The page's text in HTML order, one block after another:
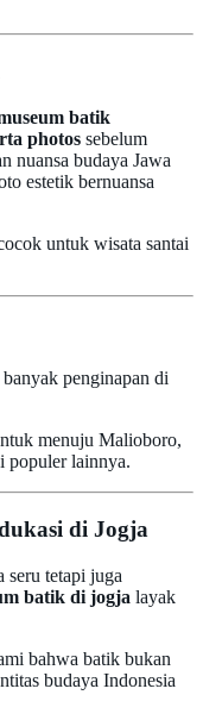
batik
photos sebelum
nuansa budaya Jawa
estetik bernuansa
untuk wisata santai
penginapan di
menuju Malioboro,
populer lainnya.
di Jogja
seru tetapi juga
batik di jogja layak
bahwa batik bukan
budaya Indonesia